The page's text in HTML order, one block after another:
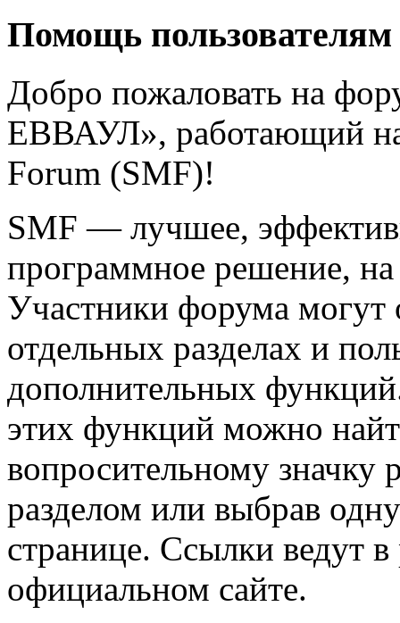
Помощь
Добро пожаловать на
ЕВВАУЛ», работающий
Forum (SMF)!
SMF — лучшее,
программное решение, на
Участники форума могут
отдельных разделах и
дополнительных
этих функций можно
вопросительному значку
разделом или выбрав
странице. Ссылки ведут
официальном сайте.